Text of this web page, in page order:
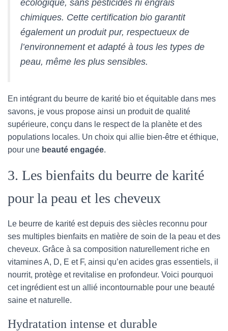
écologique, sans pesticides ni engrais
chimiques. Cette certification bio garantit
également un produit pur, respectueux de
l’environnement et adapté à tous les types de
peau, même les plus sensibles.
En intégrant du beurre de karité bio et équitable dans mes
savons, je vous propose ainsi un produit de qualité
supérieure, conçu dans le respect de la planète et des
populations locales. Un choix qui allie bien-être et éthique,
pour une beauté engagée.
3. Les bienfaits du beurre de karité
pour la peau et les cheveux
Le beurre de karité est depuis des siècles reconnu pour
ses multiples bienfaits en matière de soin de la peau et des
cheveux. Grâce à sa composition naturellement riche en
vitamines A, D, E et F, ainsi qu’en acides gras essentiels, il
nourrit, protège et revitalise en profondeur. Voici pourquoi
cet ingrédient est un allié incontournable pour une beauté
saine et naturelle.
Hydratation intense et durable